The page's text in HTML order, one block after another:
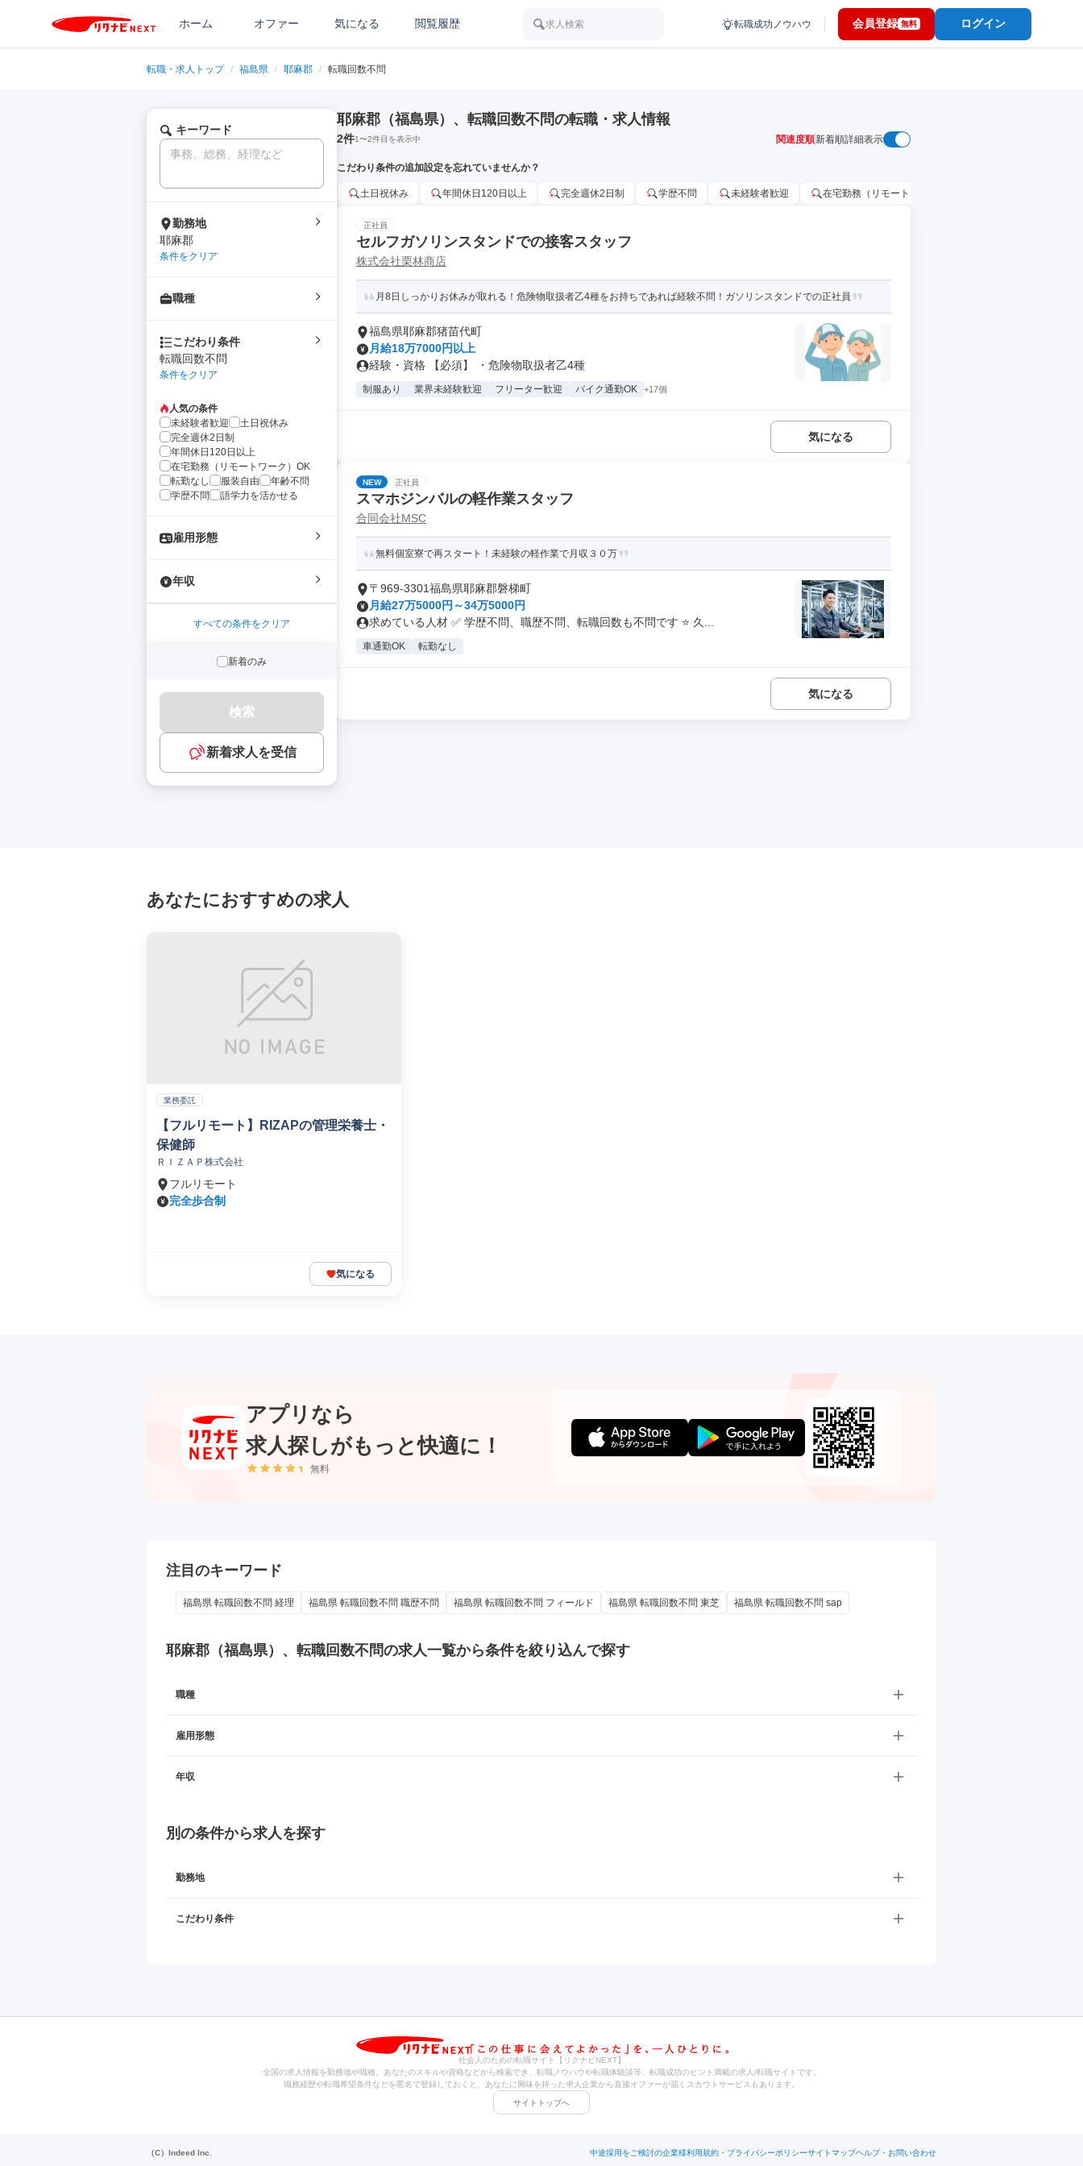
ホーム オファー 気になる 閲覧履歴 求人検索 転職成功ノウハウ 会員登録 無料 ログイン
転職・求人トップ / 福島県 / 耶麻郡 / 転職回数不問
キーワード
勤務地
耶麻郡
条件をクリア
職種
こだわり条件
転職回数不問
条件をクリア
人気の条件
未経験者歓迎
土日祝休み
完全週休2日制
年間休日120日以上
在宅勤務（リモートワーク）OK
転勤なし
服装自由
年齢不問
学歴不問
語学力を活かせる
雇用形態
年収
すべての条件をクリア
新着のみ
検索
新着求人を受信
耶麻郡（福島県）、転職回数不問の転職・求人情報
2件1〜2件目を表示中 関連度順新着順詳細表示
こだわり条件の追加設定を忘れていませんか？
土日祝休み 年間休日120日以上 完全週休2日制 学歴不問 未経験者歓迎 在宅勤務（リモートワーク）OK
正社員
セルフガソリンスタンドでの接客スタッフ
株式会社栗林商店
月8日しっかりお休みが取れる！危険物取扱者乙4種をお持ちであれば経験不問！ガソリンスタンドでの正社員
福島県耶麻郡猪苗代町
月給18万7000円以上
経験・資格 【必須】 ・危険物取扱者乙4種
制服あり 業界未経験歓迎 フリーター歓迎 バイク通勤OK +17個
気になる
NEW 正社員
スマホジンバルの軽作業スタッフ
合同会社MSC
無料個室寮で再スタート！未経験の軽作業で月収３０万
〒969-3301福島県耶麻郡磐梯町
月給27万5000円～34万5000円
求めている人材 ✅️ 学歴不問、職歴不問、転職回数も不問です ⭐️ 久...
車通勤OK 転勤なし
気になる
あなたにおすすめの求人
業務委託
【フルリモート】RIZAPの管理栄養士・
保健師
ＲＩＺＡＰ株式会社
フルリモート
完全歩合制
気になる
アプリなら
求人探しがもっと快適に！
無料
注目のキーワード
福島県 転職回数不問 経理 福島県 転職回数不問 職歴不問 福島県 転職回数不問 フィールド 福島県 転職回数不問 東芝 福島県 転職回数不問 sap
耶麻郡（福島県）、転職回数不問の求人一覧から条件を絞り込んで探す
職種
雇用形態
年収
別の条件から求人を探す
勤務地
こだわり条件
社会人のための転職サイト【リクナビNEXT】
全国の求人情報を勤務地や職種、あなたのスキルや資格などから検索でき、転職ノウハウや転職体験談等、転職成功のヒント満載の求人/転職サイトです。
職務経歴や転職希望条件などを匿名で登録しておくと、あなたに興味を持った求人企業から直接オファーが届くスカウトサービスもあります。
サイトトップへ
（C）Indeed Inc. 中途採用をご検討の企業様利用規約・プライバシーポリシーサイトマップヘルプ・お問い合わせ